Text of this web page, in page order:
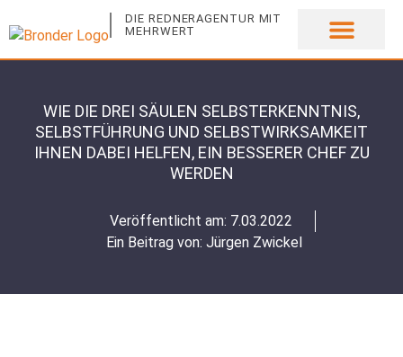
DIE REDNERAGENTUR MIT
MEHRWERT
WIE DIE DREI SÄULEN SELBSTERKENNTNIS,
SELBSTFÜHRUNG UND SELBSTWIRKSAMKEIT
IHNEN DABEI HELFEN, EIN BESSERER CHEF ZU
WERDEN
Veröffentlicht am: 7.03.2022
Ein Beitrag von: Jürgen Zwickel